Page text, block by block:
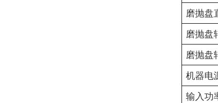
磨抛盘
磨抛盘
磨抛盘
机器电
输入功